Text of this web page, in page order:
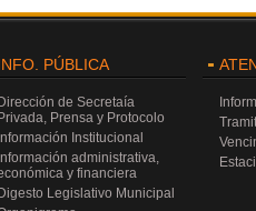
PÚBLICA
Dirección de Secretaía
Privada, Prensa y Protocolo
Información Institucional
administrativa,
y financiera
Digesto Legislativo Municipal